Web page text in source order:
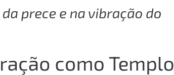
prece e na vibração do
como Templo